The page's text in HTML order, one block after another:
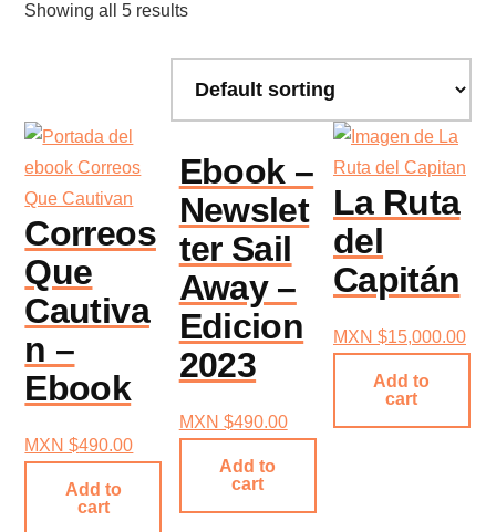
Showing all 5 results
Correos
Que
Cautiva
n –
Ebook
MXN $490.00
Add to
cart
Ebook –
Newslet
ter Sail
Away –
Edicion
2023
MXN $490.00
Add to
cart
La Ruta
del
Capitán
MXN $15,000.00
Add to
cart